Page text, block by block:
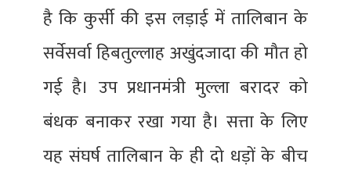
है कि कुर्सी की इस लड़ाई में तालिबान के
सर्वेसर्वा हिबतुल्लाह अखुंदजादा की मौत हो
गई है। उप प्रधानमंत्री मुल्ला बरादर को
बंधक बनाकर रखा गया है। सत्ता के लिए
यह संघर्ष तालिबान के ही दो धड़ों के बीच